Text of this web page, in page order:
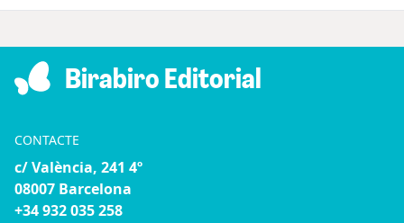
Birabiro Editorial
CONTACTE
c/ València, 241 4º
08007 Barcelona
+34 932 035 258